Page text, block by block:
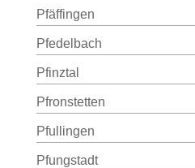
Pfäffingen
Pfedelbach
Pfinztal
Pfronstetten
Pfullingen
Pfungstadt